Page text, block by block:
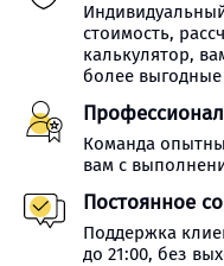
стоимость,
калькулятор,
более выгодные
Команда
вам с
Постоянное
Поддержка
до 21:00, без